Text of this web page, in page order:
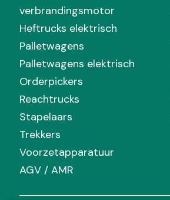
verbrandingsmotor
Heftrucks elektrisch
Palletwagens
Palletwagens elektrisch
Orderpickers
Reachtrucks
Stapelaars
Trekkers
Voorzetapparatuur
AGV / AMR